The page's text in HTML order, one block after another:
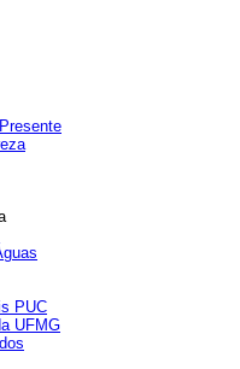
PUC
UFMG